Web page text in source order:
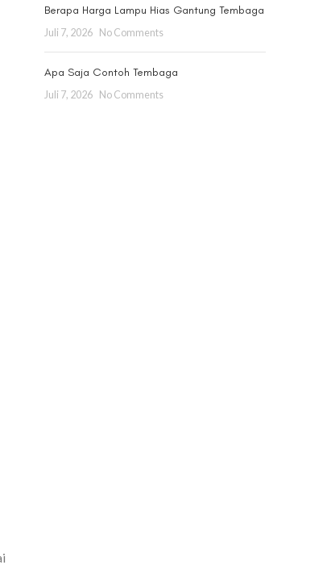
Berapa Harga Lampu Hias Gantung Tembaga
Juli 7, 2026 No Comments
Apa Saja Contoh Tembaga
Juli 7, 2026 No Comments